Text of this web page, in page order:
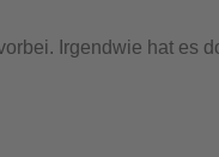
Irgendwie hat